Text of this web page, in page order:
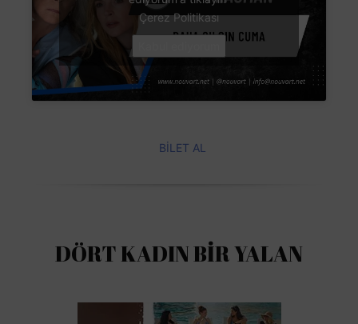
Çerez Politikası
BİLET AL
DÖRT KADIN BİR YALAN